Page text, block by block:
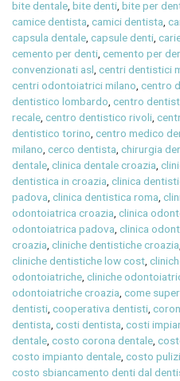
bite dentale,bite denti,bite per
camice dentista,camici dentista,
capsula dentale,capsule denti,
cemento per denti,cemento per
convenzionati asl,centri dentistici
centri odontoiatrici milano,centro
dentistico lombardo,centro
recale,centro dentistico rivoli,
dentistico torino,centro medico
milano,cerco dentista,chirurgia
dentale,clinica dentale croazia,
dentistica in croazia,clinica
padova,clinica dentistica roma,
odontoiatrica croazia,clinica
odontoiatrica padova,clinica
croazia,cliniche dentistiche croazia
cliniche dentistiche low cost,
odontoiatriche,cliniche
odontoiatriche croazia,come
dentisti,cooperativa dentisti,
dentista,costi dentista,costi
dentale,costo corona dentale,
costo impianto dentale,costo
costo sbiancamento denti dal